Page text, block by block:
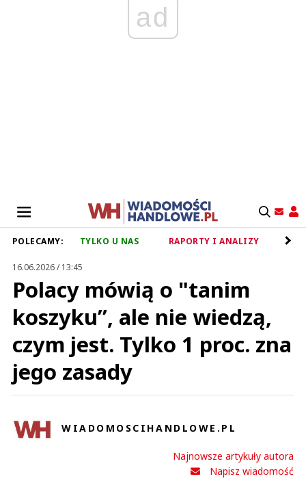
ad
POLECAMY: TYLKO U NAS RAPORTY I ANALIZY
16.06.2026 / 13:45
Polacy mówią o "tanim
koszyku”, ale nie wiedzą,
czym jest. Tylko 1 proc. zna
jego zasady
WIADOMOSCIHANDLOWE.PL
Najnowsze artykuły autora
Napisz wiadomość